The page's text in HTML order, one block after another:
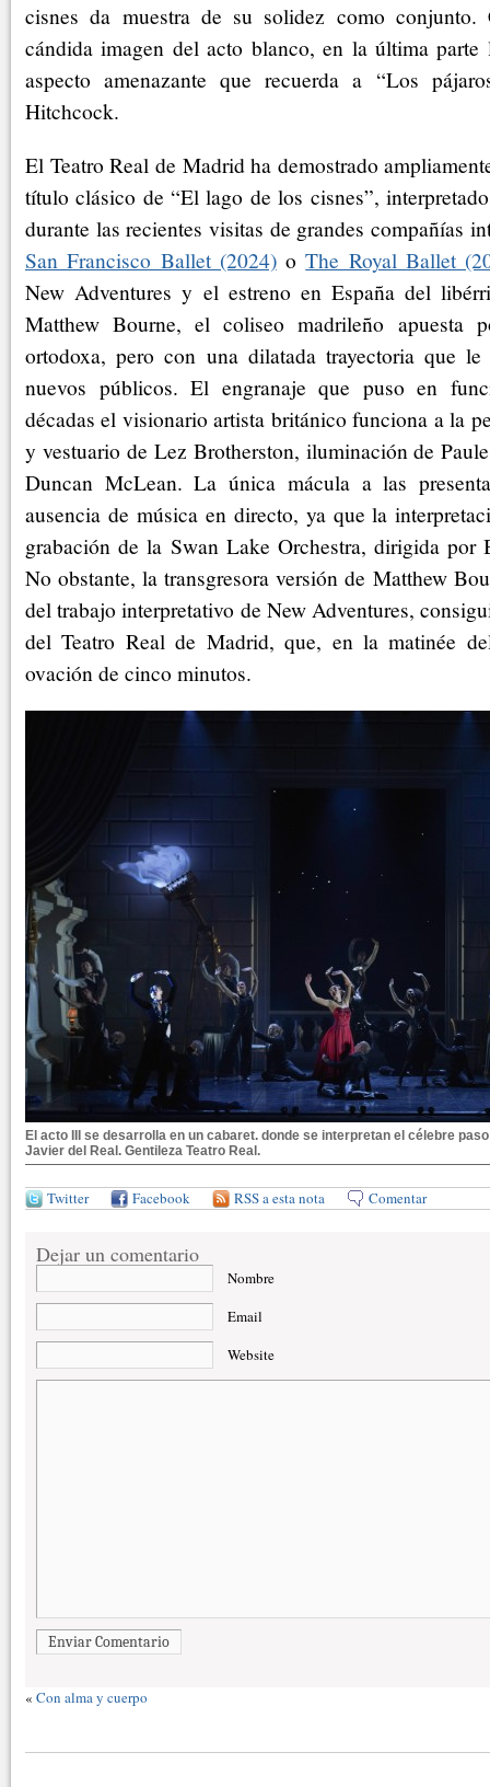
cisnes da muestra de su solidez como conjunto.
cándida imagen del acto blanco, en la última parte
aspecto amenazante que recuerda a “Los
Hitchcock.
El Teatro Real de Madrid ha demostrado
título clásico de “El lago de los cisnes”,
durante las recientes visitas de grandes compañías
San Francisco Ballet (2024)oThe Royal Ballet
New Adventures y el estreno en España del
Matthew Bourne, el coliseo madrileño apuesta
ortodoxa, pero con una dilatada trayectoria que
nuevos públicos. El engranaje que puso en
décadas el visionario artista británico funciona a la
y vestuario de Lez Brotherston, iluminación de
Duncan McLean. La única mácula a las
ausencia de música en directo, ya que la
grabación de la Swan Lake Orchestra, dirigida por
No obstante, la transgresora versión de Matthew
del trabajo interpretativo de New Adventures,
del Teatro Real de Madrid, que, en la matinée
ovación de cinco minutos.
El acto III se desarrolla en un cabaret. donde se interpretan el célebre paso
Javier del Real. Gentileza Teatro Real.
Twitter Facebook RSS a esta nota Comentar
Dejar un comentario
Nombre
Email
Website
Enviar Comentario
« Con alma y cuerpo